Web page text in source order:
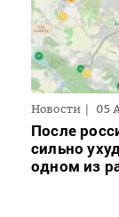
Новости 05
После
сильно
одном из